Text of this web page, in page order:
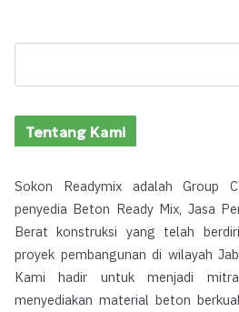
Tentang Kami
Sokon Readymix adalah Group
penyedia Beton Ready Mix, Jasa
Berat konstruksi yang telah
proyek pembangunan di wilayah
Kami hadir untuk menjadi
menyediakan material beton